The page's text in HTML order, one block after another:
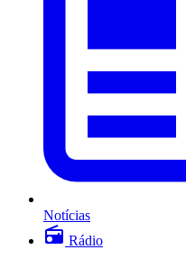
Notícias
Rádio